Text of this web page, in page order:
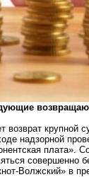
возврат
надзорной
плата».
Волжский» в